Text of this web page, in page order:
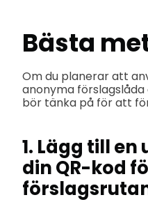
Bästa
Om du planerar att
anonyma
bör tänka på för att
1. Lägg till
din QR-kod